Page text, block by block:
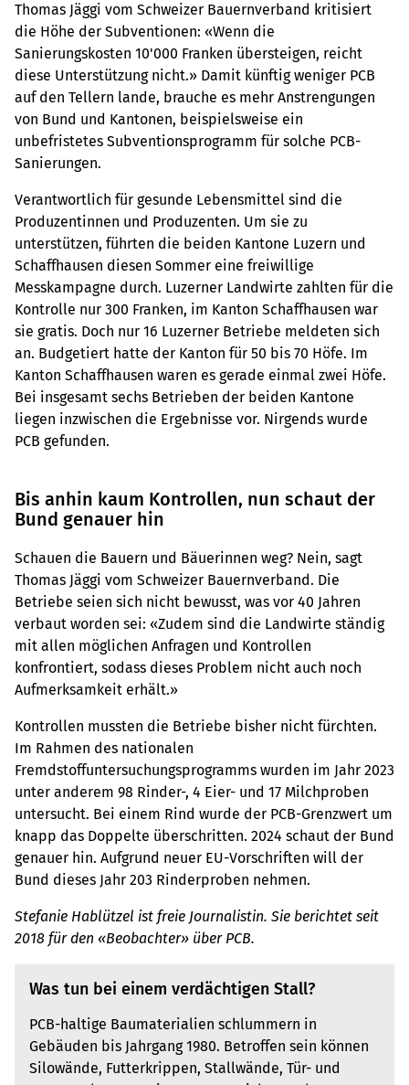
Thomas Jäggi vom Schweizer Bauernverband kritisiert
die Höhe der Subventionen: «Wenn die
Sanierungskosten 10'000 Franken übersteigen, reicht
diese Unterstützung nicht.» Damit künftig weniger PCB
auf den Tellern lande, brauche es mehr Anstrengungen
von Bund und Kantonen, beispielsweise ein
unbefristetes Subventionsprogramm für solche PCB-
Sanierungen.
Verantwortlich für gesunde Lebensmittel sind die
Produzentinnen und Produzenten. Um sie zu
unterstützen, führten die beiden Kantone Luzern und
Schaffhausen diesen Sommer eine freiwillige
Messkampagne durch. Luzerner Landwirte zahlten für die
Kontrolle nur 300 Franken, im Kanton Schaffhausen war
sie gratis. Doch nur 16 Luzerner Betriebe meldeten sich
an. Budgetiert hatte der Kanton für 50 bis 70 Höfe. Im
Kanton Schaffhausen waren es gerade einmal zwei Höfe.
Bei insgesamt sechs Betrieben der beiden Kantone
liegen inzwischen die Ergebnisse vor. Nirgends wurde
PCB gefunden.
Bis anhin kaum Kontrollen, nun schaut der
Bund genauer hin
Schauen die Bauern und Bäuerinnen weg? Nein, sagt
Thomas Jäggi vom Schweizer Bauernverband. Die
Betriebe seien sich nicht bewusst, was vor 40 Jahren
verbaut worden sei: «Zudem sind die Landwirte ständig
mit allen möglichen Anfragen und Kontrollen
konfrontiert, sodass dieses Problem nicht auch noch
Aufmerksamkeit erhält.»
Kontrollen mussten die Betriebe bisher nicht fürchten.
Im Rahmen des nationalen
Fremdstoffuntersuchungsprogramms wurden im Jahr 2023
unter anderem 98 Rinder-, 4 Eier- und 17 Milchproben
untersucht. Bei einem Rind wurde der PCB-Grenzwert um
knapp das Doppelte überschritten. 2024 schaut der Bund
genauer hin. Aufgrund neuer EU-Vorschriften will der
Bund dieses Jahr 203 Rinderproben nehmen.
Stefanie Hablützel ist freie Journalistin. Sie berichtet seit
2018 für den «Beobachter» über PCB.
Was tun bei einem verdächtigen Stall?
PCB-haltige Baumaterialien schlummern in
Gebäuden bis Jahrgang 1980. Betroffen sein können
Silowände, Futterkrippen, Stallwände, Tür- und